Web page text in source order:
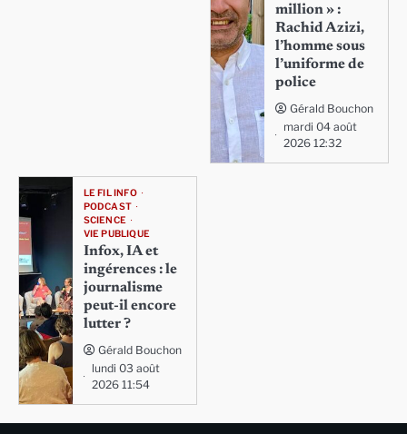
million » :
Rachid Azizi,
l’homme sous
l’uniforme de
police
Gérald Bouchon
mardi 04 août
2026 12:32
LE FIL INFO
PODCAST
SCIENCE
VIE PUBLIQUE
Infox, IA et
ingérences : le
journalisme
peut-il encore
lutter ?
Gérald Bouchon
lundi 03 août
2026 11:54